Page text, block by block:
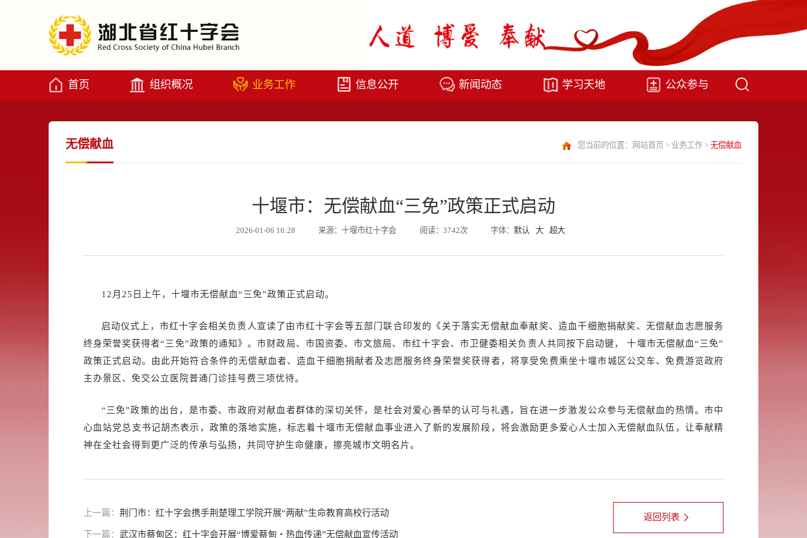
首页 组织概况 业务工作 信息公开 新闻动态 学习天地 公众参与
无偿献血 您当前的位置： 网站首页 > 业务工作 >无偿献血
十堰市：无偿献血“三免”政策正式启动
2026-01-06 16:28 来源：十堰市红十字会 阅读：3742次 字体：默认 大 超大
12月25日上午，十堰市无偿献血“三免”政策正式启动。
启动仪式上，市红十字会相关负责人宣读了由市红十字会等五部门联合印发的《关于落实无偿献血奉献奖、造血干细胞捐献奖、无偿献血志愿服务
终身荣誉奖获得者“三免”政策的通知》。市财政局、市国资委、市文旅局、市红十字会、市卫健委相关负责人共同按下启动键， 十堰市无偿献血“三免”
政策正式启动。由此开始符合条件的无偿献血者、造血干细胞捐献者及志愿服务终身荣誉奖获得者，将享受免费乘坐十堰市城区公交车、免费游览政府
主办景区、免交公立医院普通门诊挂号费三项优待。
“三免”政策的出台，是市委、市政府对献血者群体的深切关怀，是社会对爱心善举的认可与礼遇，旨在进一步激发公众参与无偿献血的热情。市中
心血站党总支书记胡杰表示，政策的落地实施，标志着十堰市无偿献血事业进入了新的发展阶段，将会激励更多爱心人士加入无偿献血队伍，让奉献精
神在全社会得到更广泛的传承与弘扬，共同守护生命健康，擦亮城市文明名片。
上一篇： 荆门市：红十字会携手荆楚理工学院开展“两献”生命教育高校行活动
下一篇： 武汉市蔡甸区：红十字会开展“博爱蔡甸・热血传递”无偿献血宣传活动
返回列表